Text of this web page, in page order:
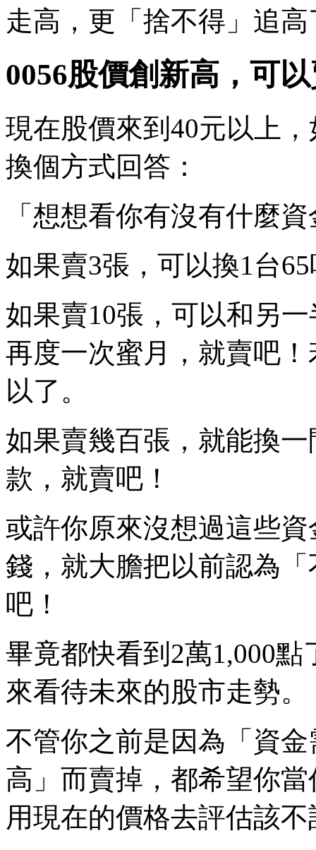
走高，更「捨不得」追高
0056股價創新高，可
現在股價來到40元以上
換個方式回答：
「想想看你有沒有什麼
如果賣3張，可以換1台
如果賣10張，可以和另
再度一次蜜月，就賣吧
以了。
如果賣幾百張，就能換
款，就賣吧！
或許你原來沒想過這些
錢，就大膽把以前認為
吧！
畢竟都快看到2萬1,000
來看待未來的股市走勢。
不管你之前是因為「資
高」而賣掉，都希望你
用現在的價格去評估該